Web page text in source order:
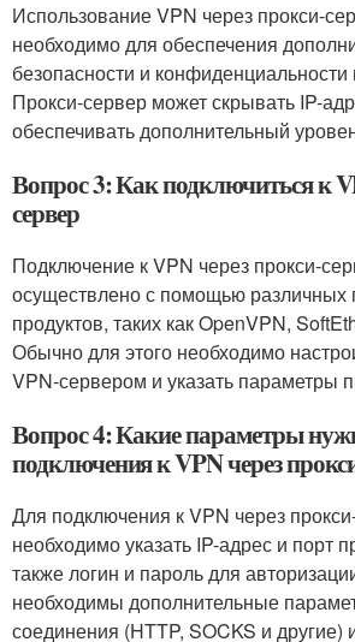
Использование VPN через прокси-
необходимо для обеспечения
безопасности и конфиденциальности
Прокси-сервер может скрывать IP-
обеспечивать дополнительный
Вопрос 3: Как подключиться к
сервер
Подключение к VPN через прокси-
осуществлено с помощью
продуктов, таких как OpenVPN,
Обычно для этого необходимо
VPN-сервером и указать параметры
Вопрос 4: Какие параметры
подключения к VPN через
Для подключения к VPN через
необходимо указать IP-адрес и порт
также логин и пароль для
необходимы дополнительные
соединения (HTTP, SOCKS и другие)